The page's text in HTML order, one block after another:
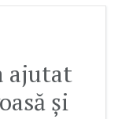
ajutat
și